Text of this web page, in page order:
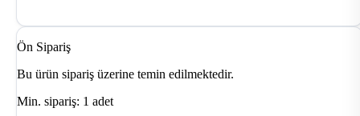
Ön Sipariş
Bu ürün sipariş üzerine temin edilmektedir.
Min. sipariş: 1 adet